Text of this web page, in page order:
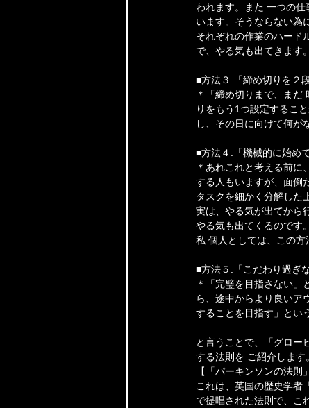
われます。また 一つの
います。そうならない為
それぞれの作業のハード
で、やる気も出てきます。
■方法３.「締め切りを２
＊「締め切りまで、まだ
りをもう1つ設定するこ
し、その日に向けて何が
■方法４.「機械的に始め
＊あれこれと考える前に
する人もいますが、面倒
タスクを細かく分解した
実は、やる気が出てから
やる気も出てくるのです。
私 個人としては、この方
■方法５.「こだわり過ぎな
＊「完璧を目指さない」
ら、途中からより良いア
することを目指す」とい
と言うことで、「グロー
する法則を ご紹介します。
【「パーキンソンの法則
これは、英国の歴史学者
で提唱された法則で、こ